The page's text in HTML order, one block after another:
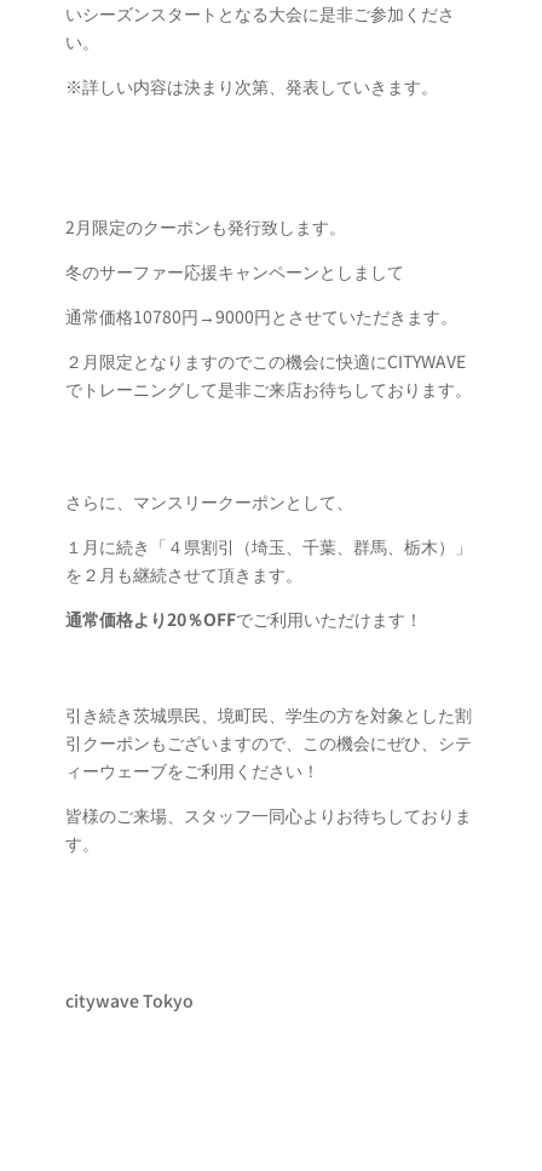
いシーズンスタートとなる大会に是非ご参加くださ
い。
※詳しい内容は決まり次第、発表していきます。
2月限定のクーポンも発行致します。
冬のサーファー応援キャンペーンとしまして
通常価格10780円→9000円とさせていただきます。
２月限定となりますのでこの機会に快適にCITYWAVE
でトレーニングして是非ご来店お待ちしております。
さらに、マンスリークーポンとして、
１月に続き「４県割引（埼玉、千葉、群馬、栃木）」
を２月も継続させて頂きます。
通常価格より20％OFFでご利用いただけます！
引き続き茨城県民、境町民、学生の方を対象とした割
引クーポンもございますので、この機会にぜひ、シテ
ィーウェーブをご利用ください！
皆様のご来場、スタッフ一同心よりお待ちしておりま
す。
citywave Tokyo